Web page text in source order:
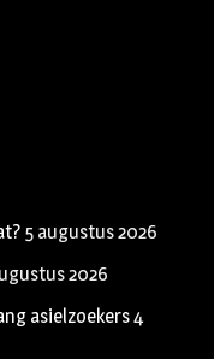
5 augustus 2026
2026
asielzoekers4